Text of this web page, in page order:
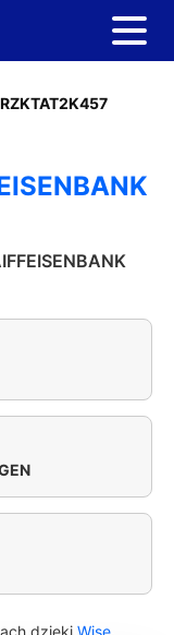
RZKTAT2K457
dzięki Wise.